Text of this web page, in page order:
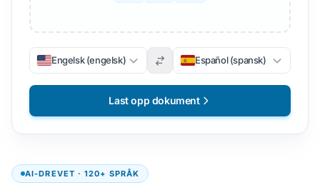
AI-DREVET · 120+ SPRÅK
Engelsk (engelsk) Español (spansk)
Last opp dokument